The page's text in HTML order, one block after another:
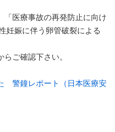
「医療事故の再発防止に向け
娠に伴う卵管破裂による
ご確認下さい。
警鐘レポート（日本医療安